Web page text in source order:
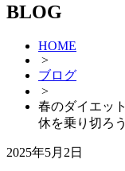
BLOG
HOME
>
ブログ
>
春のダイエッ
休を乗り切ろう
2025年5月2日